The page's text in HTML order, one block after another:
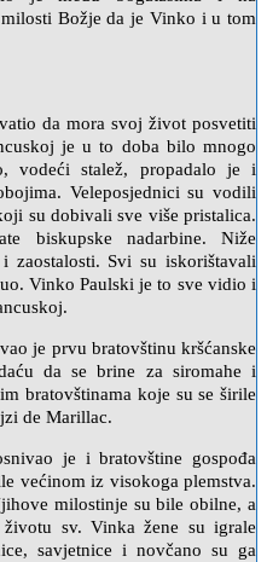
Božje da je Vinko i u tom
da mora svoj život posvetiti
je u to doba bilo mnogo
vodeći stalež, propadalo je i
Veleposjednici su vodili
su dobivali sve više pristalica.
biskupske nadarbine. Niže
zaostalosti. Svi su iskorištavali
Vinko Paulski je to sve vidio i
je prvu bratovštinu kršćanske
da se brine za siromahe i
bratovštinama koje su se širile
de Marillac.
je i bratovštine gospođa
većinom iz visokoga plemstva.
milostinje su bile obilne, a
sv. Vinka žene su igrale
savjetnice i novčano su ga